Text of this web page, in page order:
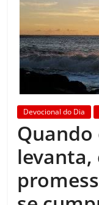
Devocional do Dia
levanta,